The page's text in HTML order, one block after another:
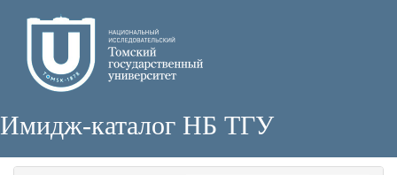
Имидж-каталог НБ ТГУ